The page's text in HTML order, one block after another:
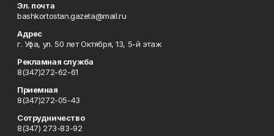
Эл. почта
bashkortostan.gazeta@mail.ru
Адрес
г. Уфа, ул. 50 лет Октября, 13, 5-й этаж
Рекламная служба
8(347)272-62-61
Приемная
8(347)272-05-43
Сотрудничество
8(347) 273-83-92